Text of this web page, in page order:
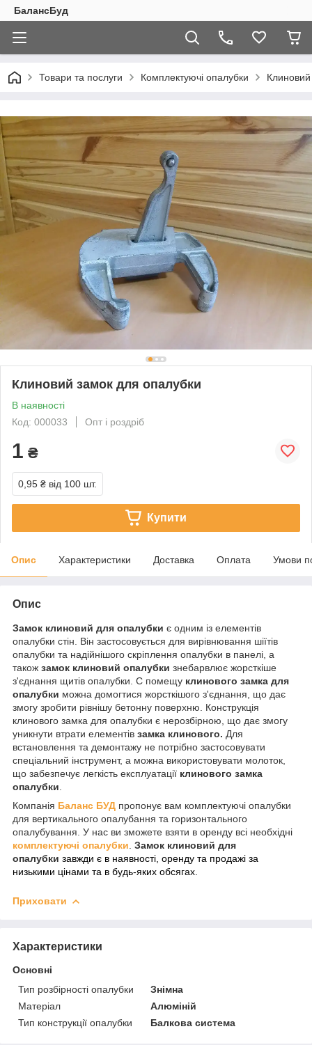
БалансБуд
Товари та послуги Комплектуючі опалубки
Клиновий замок для опалубки
В наявності
Код: 000033
Опт і роздріб
1 ₴
0,95 ₴ від 100 шт.
Купити
Опис Характеристики Доставка Оплата Умови
Опис
Замок клиновий для опалубки є одним із елементів
опалубки стін. Він застосовується для вирівнювання шіїтів
опалубки та надійнішого скріплення опалубки в панелі, а
також замок клиновий опалубки знебарвлює жорсткіше
з'єднання щитів опалубки. С помещу клинового замка для
опалубки можна домогтися жорсткішого з'єднання, що дає
змогу зробити рівнішу бетонну поверхню. Конструкція
клинового замка для опалубки є нерозбірною, що дає змогу
уникнути втрати елементів замка клинового. Для
встановлення та демонтажу не потрібно застосовувати
спеціальний інструмент, а можна використовувати молоток,
що забезпечує легкість експлуатації клинового замка
опалубки
Компанія Баланс БУД пропонує вам комплектуючі опалубки
для вертикального опалубання та горизонтального
опалубування. У нас ви зможете взяти в оренду всі необхідні
комплектуючі опалубки Замок клиновий для
опалубки завжди є в наявності, оренду та продажі за
низькими цінами та в будь-яких обсягах.
Приховати
Характеристики
Основні
Тип розбірності опалубки
Знімна
Матеріал
Алюміній
Тип конструкції опалубки
Балкова система